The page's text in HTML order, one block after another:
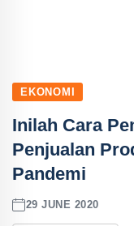
EKONOMI
Inilah Cara
Penjualan
Pandemi
29 JUNE 2020